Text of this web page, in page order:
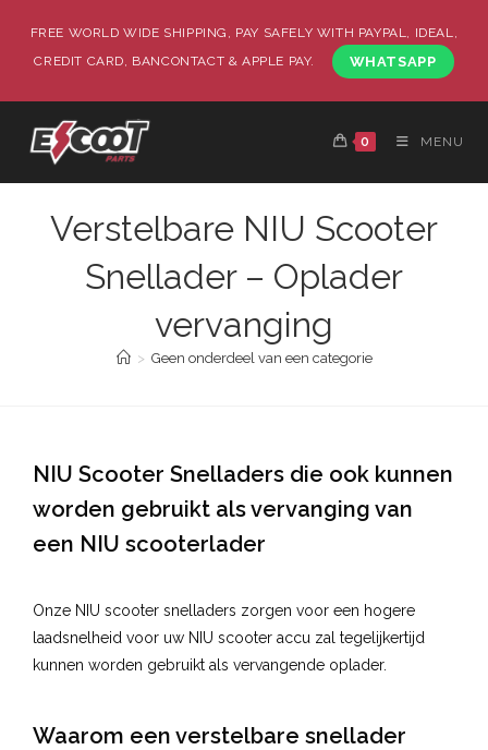
FREE WORLD WIDE SHIPPING, PAY SAFELY WITH PAYPAL, IDEAL,
CREDIT CARD, BANCONTACT & APPLE PAY.
WHATSAPP
0 MENU
Verstelbare NIU Scooter
Snellader – Oplader
vervanging
> Geen onderdeel van een categorie
NIU Scooter Snelladers die ook kunnen
worden gebruikt als vervanging van
een NIU scooterlader
Onze NIU scooter snelladers zorgen voor een hogere
laadsnelheid voor uw NIU scooter accu zal tegelijkertijd
kunnen worden gebruikt als vervangende oplader.
Waarom een verstelbare snellader